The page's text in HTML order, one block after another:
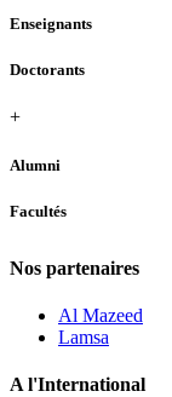
Enseignants
Doctorants
+
Alumni
Facultés
Nos partenaires
Al Mazeed
Lamsa
A l'International